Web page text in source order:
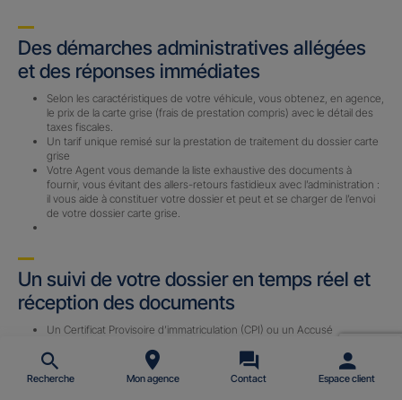
Des démarches administratives allégées
et des réponses immédiates
Selon les caractéristiques de votre véhicule, vous obtenez, en agence,
le prix de la carte grise (frais de prestation compris) avec le détail des
taxes fiscales.
Un tarif unique remisé sur la prestation de traitement du dossier carte
grise
Votre Agent vous demande la liste exhaustive des documents à
fournir, vous évitant des allers-retours fastidieux avec l’administration :
il vous aide à constituer votre dossier et peut et se charger de l’envoi
de votre dossier carte grise.
Un suivi de votre dossier en temps réel et
réception des documents
Un Certificat Provisoire d’immatriculation (CPI) ou un Accusé
envoyé par email (sous 24 h) avec le n° d’immatriculation définitif une
fois le dossier complet reçu par notre prestataire.
Recherche Mon agence Contact Espace client